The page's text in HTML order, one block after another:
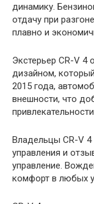
динамику.
отдачу при
плавно и
Экстерьер CR-V 4
дизайном,
2015 года,
внешности, что
Владельцы CR-V
управления и
управление.
комфорт в любых